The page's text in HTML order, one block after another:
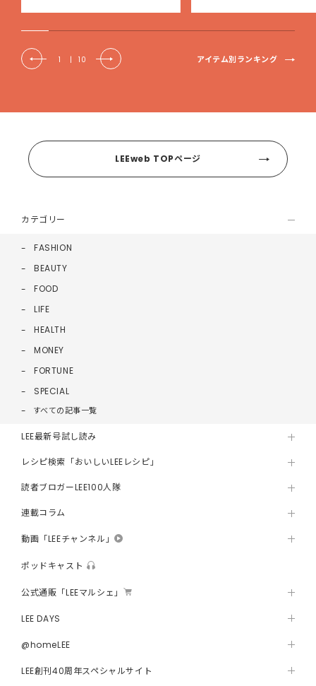
1 | 10 アイテム別ランキング
LEEweb TOPページ
カテゴリー
FASHION
BEAUTY
FOOD
LIFE
HEALTH
MONEY
FORTUNE
SPECIAL
すべての記事一覧
LEE最新号試し読み
レシピ検索「おいしいLEEレシピ」
読者ブロガーLEE100人隊
連載コラム
動画「LEEチャンネル」
ポッドキャスト
公式通販「LEEマルシェ」
LEE DAYS
@homeLEE
LEE創刊40周年スペシャルサイト